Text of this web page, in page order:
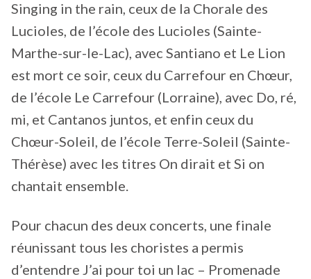
Singing in the rain, ceux de la Chorale des
Lucioles, de l’école des Lucioles (Sainte-
Marthe-sur-le-Lac), avec Santiano et Le Lion
est mort ce soir, ceux du Carrefour en Chœur,
de l’école Le Carrefour (Lorraine), avec Do, ré,
mi, et Cantanos juntos, et enfin ceux du
Chœur-Soleil, de l’école Terre-Soleil (Sainte-
Thérèse) avec les titres On dirait et Si on
chantait ensemble.
Pour chacun des deux concerts, une finale
réunissant tous les choristes a permis
d’entendre J’ai pour toi un lac – Promenade